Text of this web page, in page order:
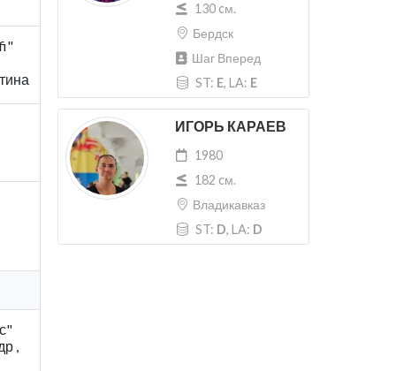
130 cм.
Бердск
Шаг Вперед
ST: E, LA: E
ИГОРЬ КАРАЕВ
1980
182 cм.
Владикавказ
ST: D, LA: D
,